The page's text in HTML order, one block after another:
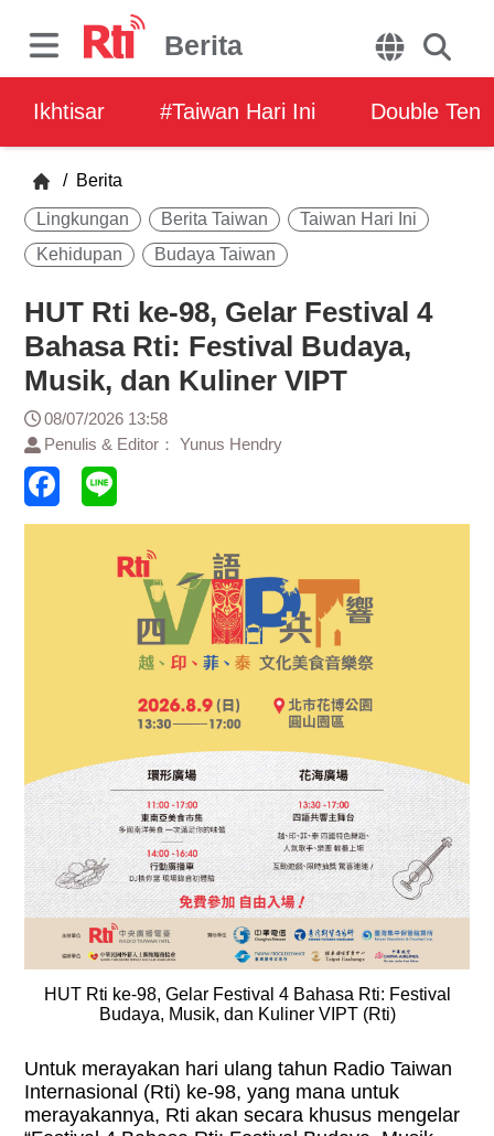
Berita
Ikhtisar #Taiwan Hari Ini Double Ten
/ Berita
Lingkungan Berita Taiwan
Taiwan Hari Ini
Kehidupan
Budaya Taiwan
HUT Rti ke-98, Gelar Festival 4
Bahasa Rti: Festival Budaya,
Musik, dan Kuliner VIPT
08/07/2026 13:58
Penulis & Editor： Yunus Hendry
HUT Rti ke-98, Gelar Festival 4 Bahasa Rti: Festival
Budaya, Musik, dan Kuliner VIPT (Rti)
Untuk merayakan hari ulang tahun Radio Taiwan
Internasional (Rti) ke-98, yang mana untuk
merayakannya, Rti akan secara khusus mengelar